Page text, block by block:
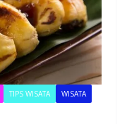
TIPS WISATA
WISATA